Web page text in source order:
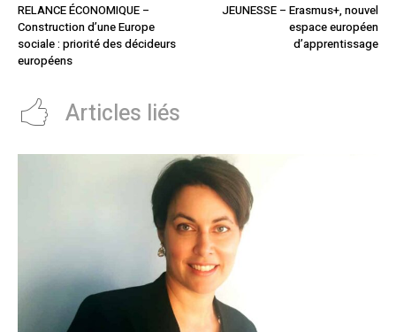
RELANCE ÉCONOMIQUE –
Construction d’une Europe
sociale : priorité des décideurs
européens
JEUNESSE – Erasmus+, nouvel
espace européen
d’apprentissage
Articles liés